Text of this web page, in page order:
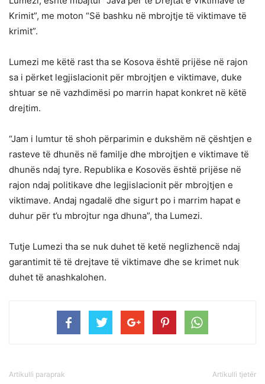
Krimit”, me moton “Së bashku në mbrojtje të viktimave të
krimit”.
Lumezi me këtë rast tha se Kosova është prijëse në rajon
sa i përket legjislacionit për mbrojtjen e viktimave, duke
shtuar se në vazhdimësi po marrin hapat konkret në këtë
drejtim.
“Jam i lumtur të shoh përparimin e dukshëm në çështjen e
rasteve të dhunës në familje dhe mbrojtjen e viktimave të
dhunës ndaj tyre. Republika e Kosovës është prijëse në
rajon ndaj politikave dhe legjislacionit për mbrojtjen e
viktimave. Andaj ngadalë dhe sigurt po i marrim hapat e
duhur për t’u mbrojtur nga dhuna”, tha Lumezi.
Tutje Lumezi tha se nuk duhet të ketë neglizhencë ndaj
garantimit të të drejtave të viktimave dhe se krimet nuk
duhet të anashkalohen.
Artikulli paraprak Artikulli tjetër